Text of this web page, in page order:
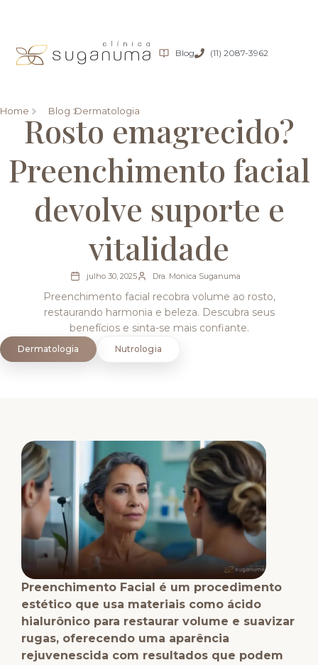
Blog (11) 2087-3962
Home Blog Dermatologia
Rosto emagrecido?
Preenchimento facial
devolve suporte e
vitalidade
julho 30, 2025 Dra. Monica Suganuma
Preenchimento facial recobra volume ao rosto,
restaurando harmonia e beleza. Descubra seus
benefícios e sinta-se mais confiante.
Dermatologia Nutrologia
Preenchimento Facial é um procedimento
estético que usa materiais como ácido
hialurônico para restaurar volume e suavizar
rugas, oferecendo uma aparência
rejuvenescida com resultados que podem